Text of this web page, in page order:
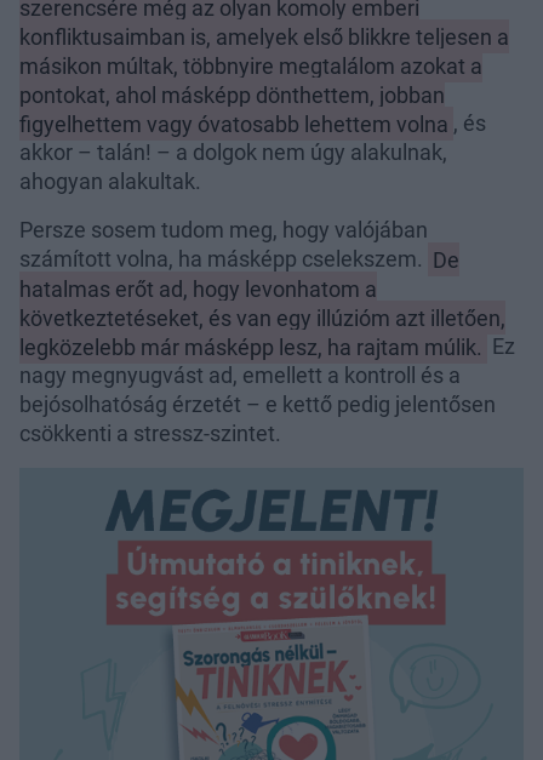
szerencsére még az olyan komoly emberi
konfliktusaimban is, amelyek első blikkre teljesen a
másikon múltak, többnyire megtalálom azokat a
pontokat, ahol másképp dönthettem, jobban
figyelhettem vagy óvatosabb lehettem volna , és
akkor – talán! – a dolgok nem úgy alakulnak,
ahogyan alakultak.
Persze sosem tudom meg, hogy valójában
számított volna, ha másképp cselekszem. De
hatalmas erőt ad, hogy levonhatom a
következtetéseket, és van egy illúzióm azt illetően,
legközelebb már másképp lesz, ha rajtam múlik. Ez
nagy megnyugvást ad, emellett a kontroll és a
bejósolhatóság érzetét – e kettő pedig jelentősen
csökkenti a stressz-szintet.